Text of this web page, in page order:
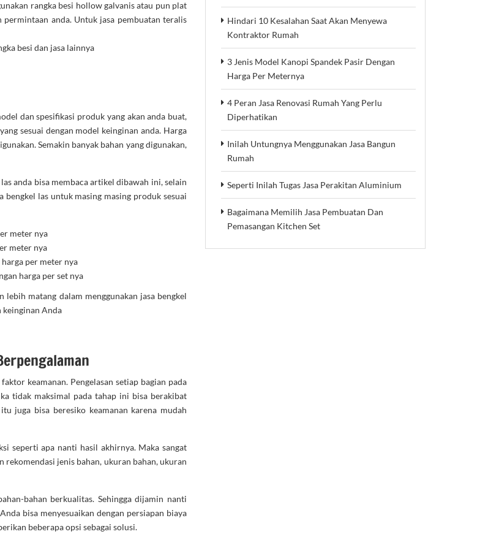
rangka besi hollow galvanis atau pun plat
permintaan anda. Untuk jasa pembuatan teralis
besi dan jasa lainnya
dan spesifikasi produk yang akan anda buat,
sesuai dengan model keinginan anda. Harga
Semakin banyak bahan yang digunakan,
anda bisa membaca artikel dibawah ini, selain
bengkel las untuk masing masing produk sesuai
meter nya
meter nya
harga per meter nya
harga per set nya
matang dalam menggunakan jasa bengkel
keinginan Anda
keamanan. Pengelasan setiap bagian pada
tidak maksimal pada tahap ini bisa berakibat
juga bisa beresiko keamanan karena mudah
seperti apa nanti hasil akhirnya. Maka sangat
jenis bahan, ukuran bahan, ukuran
bahan berkualitas. Sehingga dijamin nanti
bisa menyesuaikan dengan persiapan biaya
beberapa opsi sebagai solusi.
Hindari 10 Kesalahan Saat Akan Menyewa
Kontraktor Rumah
3 Jenis Model Kanopi Spandek Pasir Dengan
Harga Per Meternya
4 Peran Jasa Renovasi Rumah Yang Perlu
Diperhatikan
Inilah Untungnya Menggunakan Jasa Bangun
Rumah
Seperti Inilah Tugas Jasa Perakitan Aluminium
Bagaimana Memilih Jasa Pembuatan Dan
Pemasangan Kitchen Set